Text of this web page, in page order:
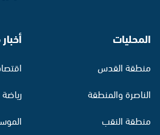
المحليات
منطقة القدس
الناصرة والمنطقة
منطقة النقب
رياضة